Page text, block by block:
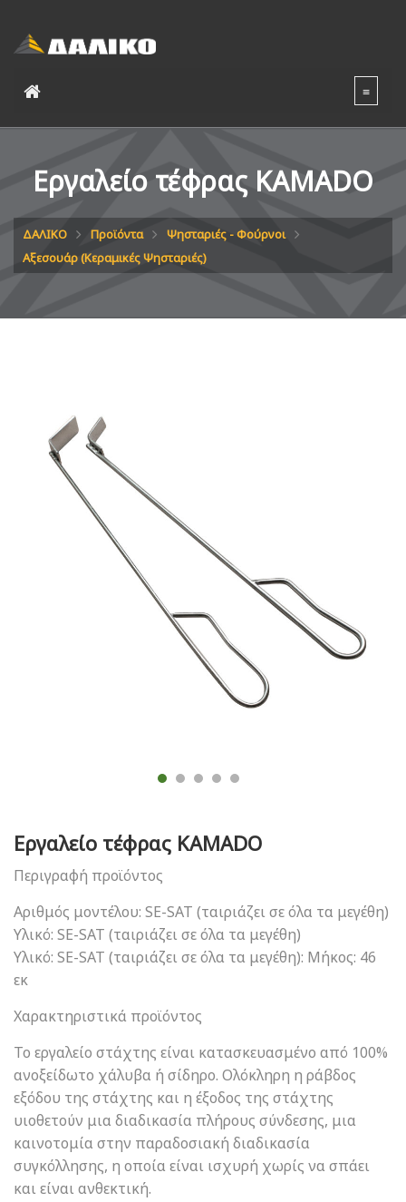
Εργαλείο τέφρας KAMADO
ΔΑΛΙΚΟ Προϊόντα
Ψησταριές - Φούρνοι
Αξεσουάρ (Κεραμικές Ψησταριές)
Εργαλείο τέφρας KAMADO
Περιγραφή προϊόντος
Αριθμός μοντέλου: SE-SAT (ταιριάζει σε όλα τα μεγέθη)
Υλικό: SE-SAT (ταιριάζει σε όλα τα μεγέθη)
Υλικό: SE-SAT (ταιριάζει σε όλα τα μεγέθη): Μήκος: 46
εκ
Χαρακτηριστικά προϊόντος
Το εργαλείο στάχτης είναι κατασκευασμένο από 100%
ανοξείδωτο χάλυβα ή σίδηρο. Ολόκληρη η ράβδος
εξόδου της στάχτης και η έξοδος της στάχτης
υιοθετούν μια διαδικασία πλήρους σύνδεσης, μια
καινοτομία στην παραδοσιακή διαδικασία
συγκόλλησης, η οποία είναι ισχυρή χωρίς να σπάει
και είναι ανθεκτική.